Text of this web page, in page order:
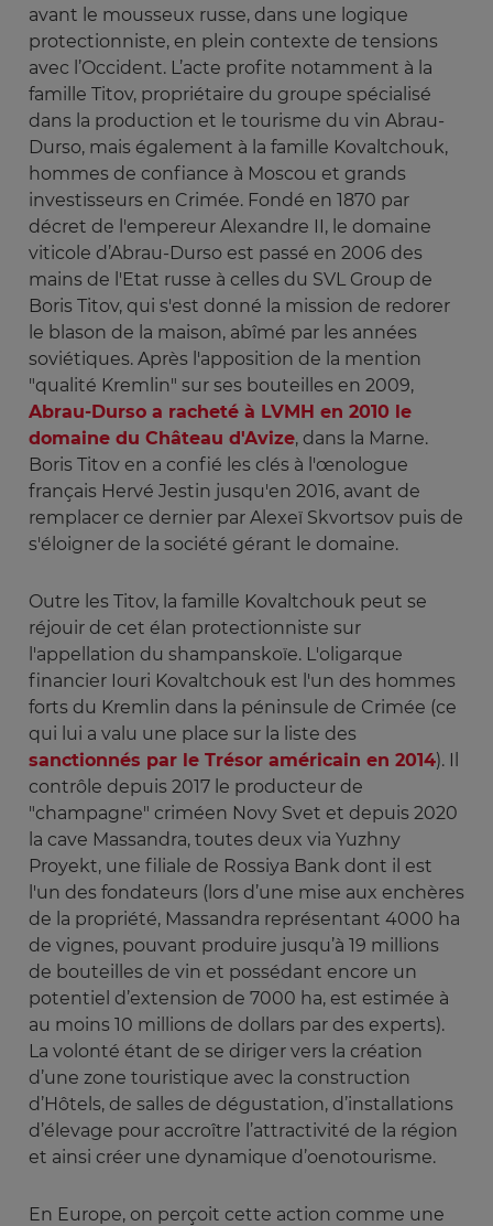
avant le mousseux russe, dans une logique
protectionniste, en plein contexte de tensions
avec l’Occident. L’acte profite notamment à la
famille Titov, propriétaire du groupe spécialisé
dans la production et le tourisme du vin Abrau-
Durso, mais également à la famille Kovaltchouk,
hommes de confiance à Moscou et grands
investisseurs en Crimée. Fondé en 1870 par
décret de l'empereur Alexandre II, le domaine
viticole d’Abrau-Durso est passé en 2006 des
mains de l'Etat russe à celles du SVL Group de
Boris Titov, qui s'est donné la mission de redorer
le blason de la maison, abîmé par les années
soviétiques. Après l'apposition de la mention
"qualité Kremlin" sur ses bouteilles en 2009,
Abrau-Durso a racheté à LVMH en 2010 le
domaine du Château d'Avize, dans la Marne.
Boris Titov en a confié les clés à l'œnologue
français Hervé Jestin jusqu'en 2016, avant de
remplacer ce dernier par Alexeï Skvortsov puis de
s'éloigner de la société gérant le domaine.
Outre les Titov, la famille Kovaltchouk peut se
réjouir de cet élan protectionniste sur
l'appellation du shampanskoïe. L'oligarque
financier Iouri Kovaltchouk est l'un des hommes
forts du Kremlin dans la péninsule de Crimée (ce
qui lui a valu une place sur la liste des
sanctionnés par le Trésor américain en 2014). Il
contrôle depuis 2017 le producteur de
"champagne" criméen Novy Svet et depuis 2020
la cave Massandra, toutes deux via Yuzhny
Proyekt, une filiale de Rossiya Bank dont il est
l'un des fondateurs (lors d’une mise aux enchères
de la propriété, Massandra représentant 4000 ha
de vignes, pouvant produire jusqu’à 19 millions
de bouteilles de vin et possédant encore un
potentiel d’extension de 7000 ha, est estimée à
au moins 10 millions de dollars par des experts).
La volonté étant de se diriger vers la création
d’une zone touristique avec la construction
d’Hôtels, de salles de dégustation, d’installations
d’élevage pour accroître l’attractivité de la région
et ainsi créer une dynamique d’oenotourisme.
En Europe, on perçoit cette action comme une